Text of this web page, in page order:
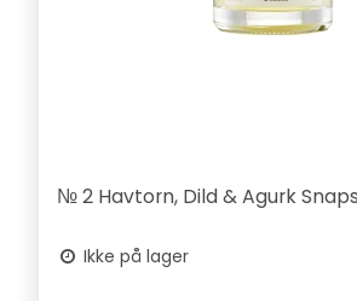
№ 2 Havtorn, Dild & Agurk
Ikke på lager